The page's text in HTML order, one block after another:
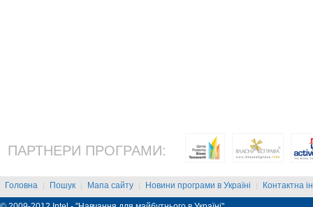
ПАРТНЕРИ ПРОГРАМИ:
Головна | Пошук | Мапа сайту | Новини програми в Україні | Контактна